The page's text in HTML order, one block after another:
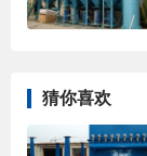
猜你喜欢